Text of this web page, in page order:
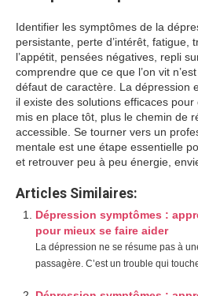
Identifier les symptômes de la
persistante, perte d’intérêt, fatigue,
l’appétit, pensées négatives, repli
comprendre que ce que l’on vit
défaut de caractère. La dépression
il existe des solutions efficaces
mis en place tôt, plus le chemin de
accessible. Se tourner vers un
mentale est une étape essentielle
et retrouver peu à peu énergie,
Articles Similaires:
Dépression symptômes :
pour mieux se faire aider
La dépression ne se résume pas à
passagère. C’est un trouble qui